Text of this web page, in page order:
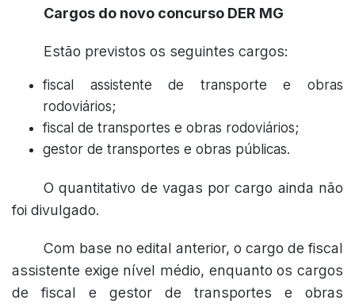
Cargos do novo concurso DER MG
Estão previstos os seguintes cargos:
fiscal assistente de transporte e obras
rodoviários;
fiscal de transportes e obras rodoviários;
gestor de transportes e obras públicas.
O quantitativo de vagas por cargo ainda não
foi divulgado.
Com base no edital anterior, o cargo de fiscal
assistente exige nível médio, enquanto os cargos
de fiscal e gestor de transportes e obras